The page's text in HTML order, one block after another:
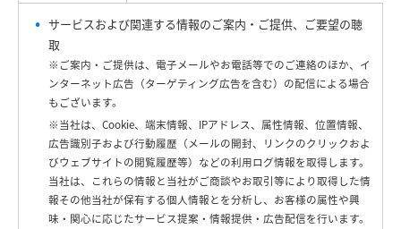
サービスおよび関連する情報のご案内・ご提供、ご要望の聴
取
※ご案内・ご提供は、電子メールやお電話等でのご連絡のほか、イ
ンターネット広告（ターゲティング広告を含む）の配信による場合
もございます。
※当社は、Cookie、端末情報、IPアドレス、属性情報、位置情報、
広告識別子および行動履歴（メールの開封、リンクのクリックおよ
びウェブサイトの閲覧履歴等）などの利用ログ情報を取得します。
当社は、これらの情報と当社がご商談やお取引等により取得した情
報その他当社が保有する個人情報とを分析し、お客様の属性や興
味・関心に応じたサービス提案・情報提供・広告配信を行います。